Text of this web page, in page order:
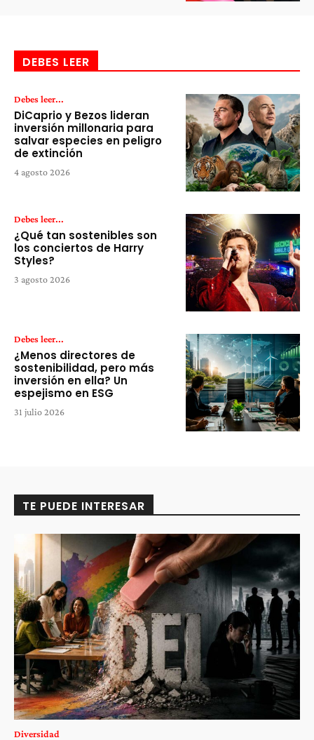
DEBES LEER
Debes leer...
DiCaprio y Bezos lideran
inversión millonaria para
salvar especies en peligro
de extinción
4 agosto 2026
Debes leer...
¿Qué tan sostenibles son
los conciertos de Harry
Styles?
3 agosto 2026
Debes leer...
¿Menos directores de
sostenibilidad, pero más
inversión en ella? Un
espejismo en ESG
31 julio 2026
TE PUEDE INTERESAR
Diversidad